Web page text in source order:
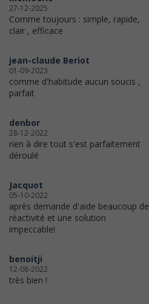
27-12-2025
Comme toujours : simple, rapide,
clair , efficace
jean-claude Beriot
01-09-2023
comme d'habitude aucun soucis ,
parfait
denbor
28-12-2022
rien à dire tout s'est parfaitement
déroulé
Jacquot
05-10-2022
après demande d'aide beaucoup de
réactivité et une solution
impeccable!
benoitji
12-08-2022
très bien !